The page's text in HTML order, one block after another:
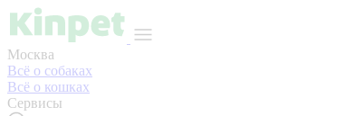
Москва
Всё о собаках
Всё о кошках
Сервисы